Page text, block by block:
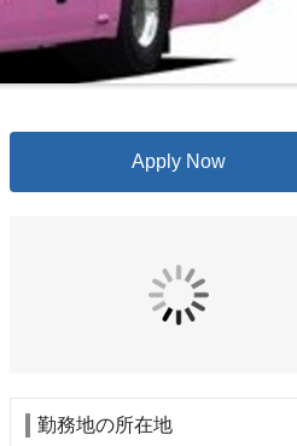
Apply Now
勤務地の所在地